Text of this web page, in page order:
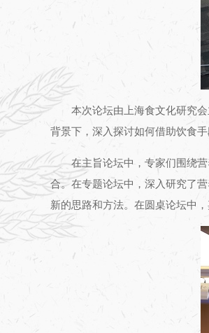
本次论坛由上海食文化研究
背景下，深入探讨如何借助饮食
在主旨论坛中，专家们围绕
合。在专题论坛中，深入研究了
新的思路和方法。在圆桌论坛中